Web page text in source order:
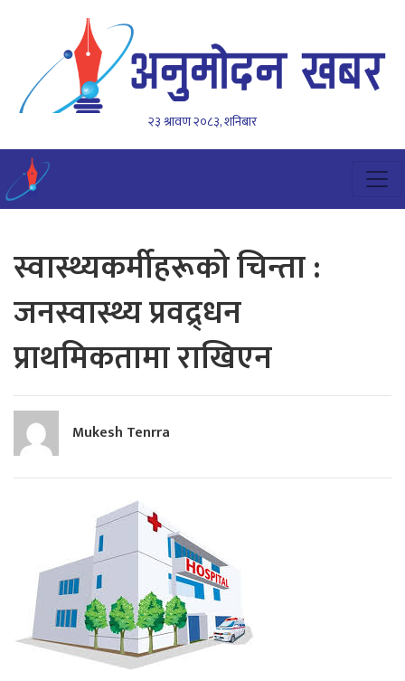
२३ श्रावण २०८३, शनिबार
स्वास्थ्यकर्मीहरूको चिन्ता :
जनस्वास्थ्य प्रवद्र्धन
प्राथमिकतामा राखिएन
Mukesh Tenrra